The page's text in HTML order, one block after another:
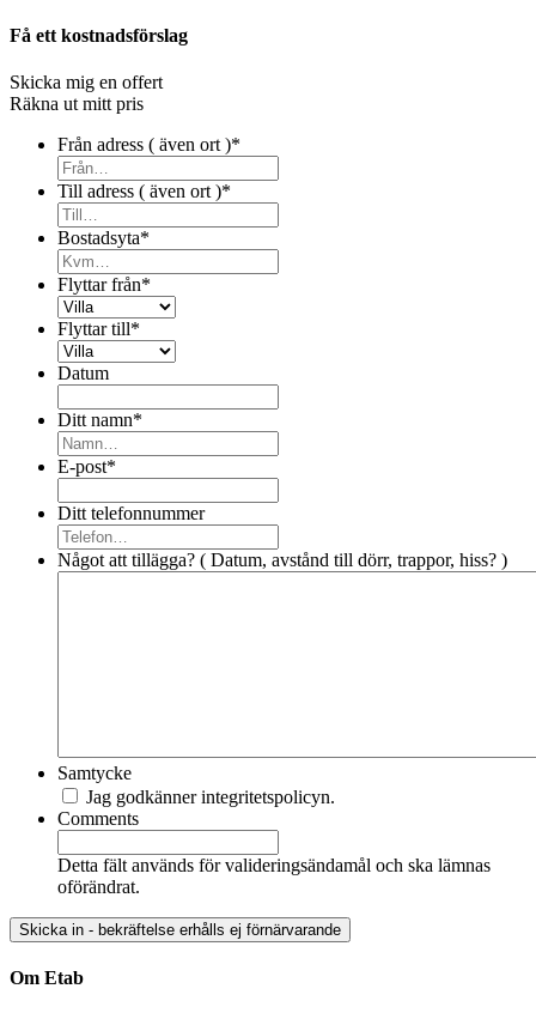
Få ett kostnadsförslag
Skicka mig en offert
Räkna ut mitt pris
Från adress ( även ort )*
Till adress ( även ort )*
Bostadsyta*
Flyttar från*
Flyttar till*
Datum
Ditt namn*
E-post*
Ditt telefonnummer
Något att tillägga? ( Datum, avstånd till dörr, trappor, hiss? )
Samtycke
Jag godkänner integritetspolicyn.
Comments
Detta fält används för valideringsändamål och ska lämnas
oförändrat.
Om Etab